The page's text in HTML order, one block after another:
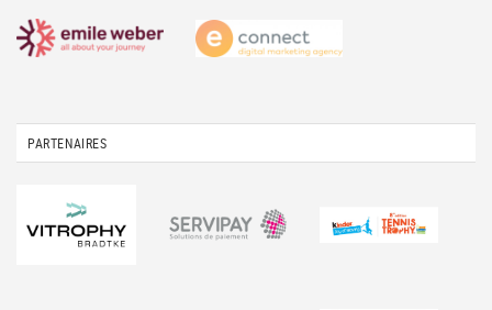
PARTENAIRES